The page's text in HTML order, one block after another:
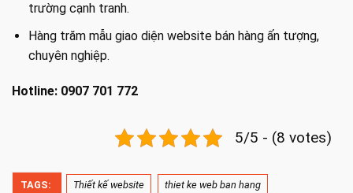
trường cạnh tranh.
Hàng trăm mẫu giao diện website bán hàng ấn tượng,
chuyên nghiệp.
Hotline: 0907 701 772
5/5 - (8 votes)
TAGS: Thiết kế website thiet ke web ban hang